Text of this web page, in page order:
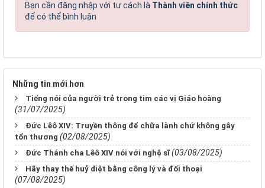
Bạn cần đăng nhập với tư cách là Thành viên chính thức
để có thể bình luận
Những tin mới hơn
Tiếng nói của người trẻ trong tim các vị Giáo hoàng
(31/07/2025)
Đức Lêô XIV: Truyền thông để chữa lành chứ không gây
tổn thương (02/08/2025)
Đức Thánh cha Lêô XIV nói với nghệ sĩ (03/08/2025)
Hãy thay thế huỷ diệt bằng công lý và đối thoại
(07/08/2025)